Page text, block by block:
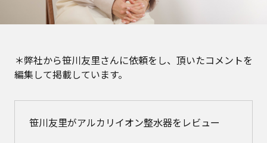
＊弊社から笹川友里さんに依頼をし、頂いたコメントを
編集して掲載しています。
笹川友里がアルカリイオン整水器をレビュー